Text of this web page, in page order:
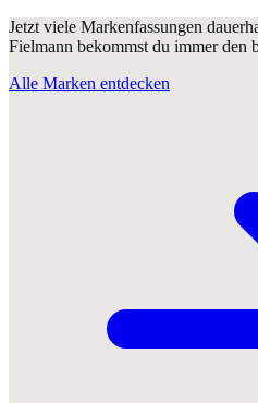
Jetzt viele Markenfassungen
Fielmann bekommst du immer den
Alle Marken entdecken